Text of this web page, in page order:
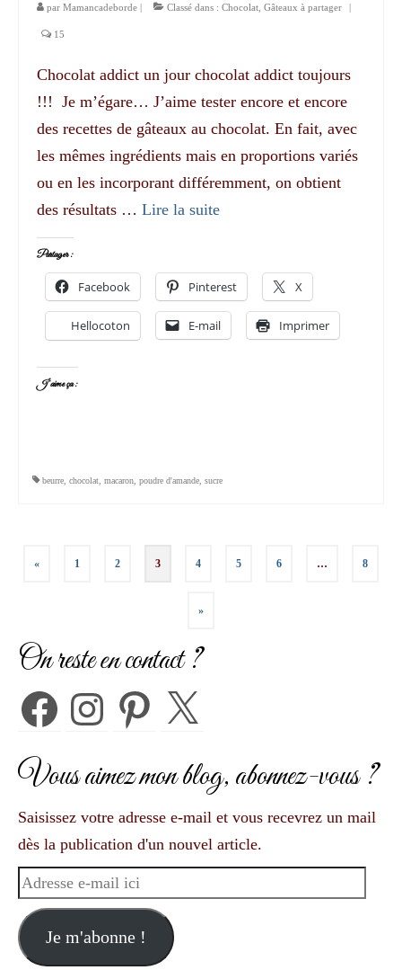
par Mamancadeborde | Classé dans : Chocolat Gâteaux à partager |
15
Chocolat addict un jour chocolat addict toujours
!!! Je m’égare… J’aime tester encore et encore
des recettes de gâteaux au chocolat. En fait, avec
les mêmes ingrédients mais en proportions variés
ou en les incorporant différemment, on obtient
des résultats … Lire la suite­­
Partager :
Facebook Pinterest X
Hellocoton E-mail Imprimer
J’aime ça :
beurre chocolat macaron poudre d'amande sucre
Pagination
« 1 2 3 4 5 6 … 8
»
On reste en contact ?
FacebookInstagramPinterest X
Vous aimez mon blog, abonnez-vous ?
Saisissez votre adresse e-mail et vous recevrez un mail
dès la publication d'un nouvel article.
Adresse
mail
ici
Je m'abonne !